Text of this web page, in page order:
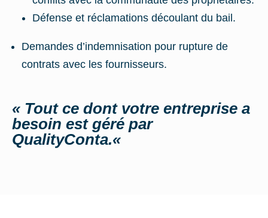
Défense et réclamations découlant du bail.
Demandes d’indemnisation pour rupture de
contrats avec les fournisseurs.
« Tout ce dont votre entreprise a
besoin est géré par
QualityConta.«